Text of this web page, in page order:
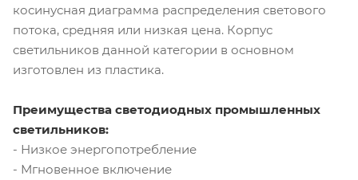
косинусная диаграмма распределения светового
потока, средняя или низкая цена. Корпус
светильников данной категории в основном
изготовлен из пластика.
Преимущества светодиодных промышленных
светильников:
- Низкое энергопотребление
- Мгновенное включение